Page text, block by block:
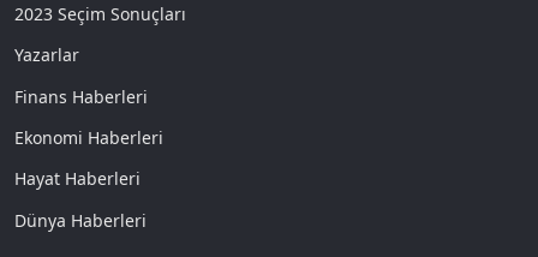
2023 Seçim Sonuçları
Yazarlar
Finans Haberleri
Ekonomi Haberleri
Hayat Haberleri
Dünya Haberleri